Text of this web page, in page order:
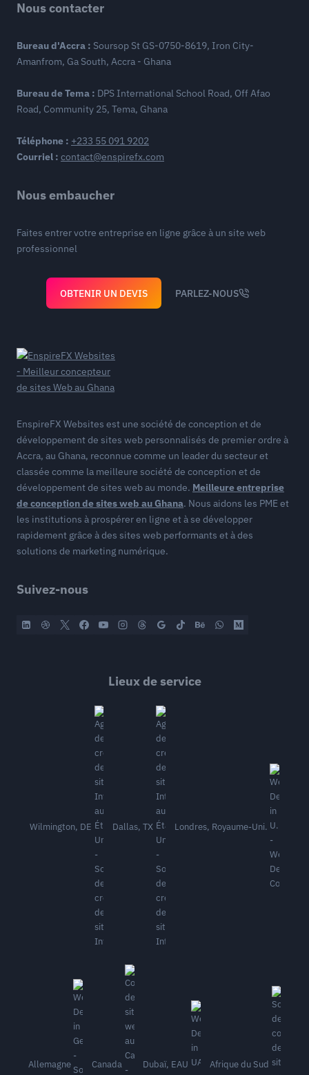
Nous contacter
Bureau d'Accra : Soursop St GS-0750-8619, Iron City-
Amanfrom, Ga South, Accra - Ghana
Bureau de Tema : DPS International School Road, Off Afao
Road, Community 25, Tema, Ghana
Téléphone : +233 55 091 9202
Courriel : contact@enspirefx.com
Nous embaucher
Faites entrer votre entreprise en ligne grâce à un site web
professionnel
OBTENIR UN DEVIS PARLEZ-NOUS
EnspireFX Websites est une société de conception et de
développement de sites web personnalisés de premier ordre à
Accra, au Ghana, reconnue comme un leader du secteur et
classée comme la meilleure société de conception et de
développement de sites web au monde. Meilleure entreprise
de conception de sites web au Ghana. Nous aidons les PME et
les institutions à prospérer en ligne et à se développer
rapidement grâce à des sites web performants et à des
solutions de marketing numérique.
Suivez-nous
Lieux de service
Wilmington, DE Dallas, TX Londres, Royaume-Uni.
Allemagne Canada Dubaï, EAU Afrique du Sud